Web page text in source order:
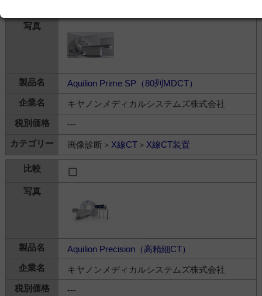
Aquilion Prime SP（80列MDCT）
キヤノンメディカルシステムズ株式会社
---
画像診断＞ X線CT＞ X線CT装置
Aquilion Precision（高精細CT）
キヤノンメディカルシステムズ株式会社
---